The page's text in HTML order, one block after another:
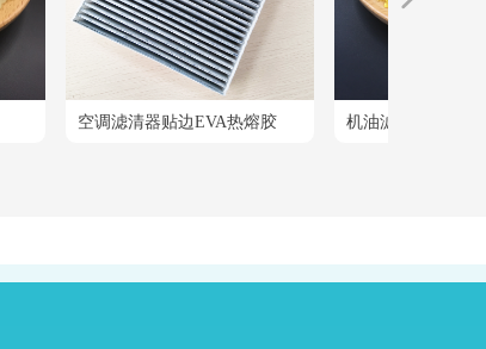
空调滤清器贴边EVA热熔胶 机油滤清器接口热